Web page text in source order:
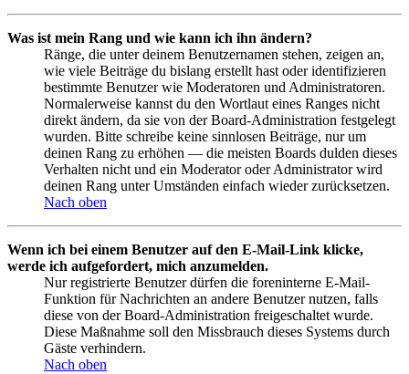
Was ist mein Rang und wie kann ich ihn ändern?
Ränge, die unter deinem Benutzernamen stehen, zeigen an,
wie viele Beiträge du bislang erstellt hast oder identifizieren
bestimmte Benutzer wie Moderatoren und Administratoren.
Normalerweise kannst du den Wortlaut eines Ranges nicht
direkt ändern, da sie von der Board-Administration festgelegt
wurden. Bitte schreibe keine sinnlosen Beiträge, nur um
deinen Rang zu erhöhen — die meisten Boards dulden dieses
Verhalten nicht und ein Moderator oder Administrator wird
deinen Rang unter Umständen einfach wieder zurücksetzen.
Nach oben
Wenn ich bei einem Benutzer auf den E-Mail-Link klicke,
werde ich aufgefordert, mich anzumelden.
Nur registrierte Benutzer dürfen die foreninterne E-Mail-
Funktion für Nachrichten an andere Benutzer nutzen, falls
diese von der Board-Administration freigeschaltet wurde.
Diese Maßnahme soll den Missbrauch dieses Systems durch
Gäste verhindern.
Nach oben